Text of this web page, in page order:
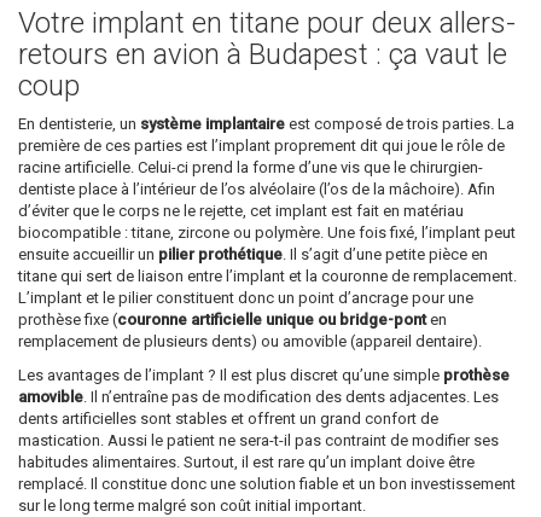
Votre implant en titane pour deux allers-
retours en avion à Budapest : ça vaut le
coup
En dentisterie, un système implantaire est composé de trois parties. La
première de ces parties est l’implant proprement dit qui joue le rôle de
racine artificielle. Celui-ci prend la forme d’une vis que le chirurgien-
dentiste place à l’intérieur de l’os alvéolaire (l’os de la mâchoire). Afin
d’éviter que le corps ne le rejette, cet implant est fait en matériau
biocompatible : titane, zircone ou polymère. Une fois fixé, l’implant peut
ensuite accueillir un pilier prothétique. Il s’agit d’une petite pièce en
titane qui sert de liaison entre l’implant et la couronne de remplacement.
L’implant et le pilier constituent donc un point d’ancrage pour une
prothèse fixe (couronne artificielle unique ou bridge-ponten
remplacement de plusieurs dents) ou amovible (appareil dentaire).
Les avantages de l’implant ? Il est plus discret qu’une simple prothèse
amovible. Il n’entraîne pas de modification des dents adjacentes. Les
dents artificielles sont stables et offrent un grand confort de
mastication. Aussi le patient ne sera-t-il pas contraint de modifier ses
habitudes alimentaires. Surtout, il est rare qu’un implant doive être
remplacé. Il constitue donc une solution fiable et un bon investissement
sur le long terme malgré son coût initial important.